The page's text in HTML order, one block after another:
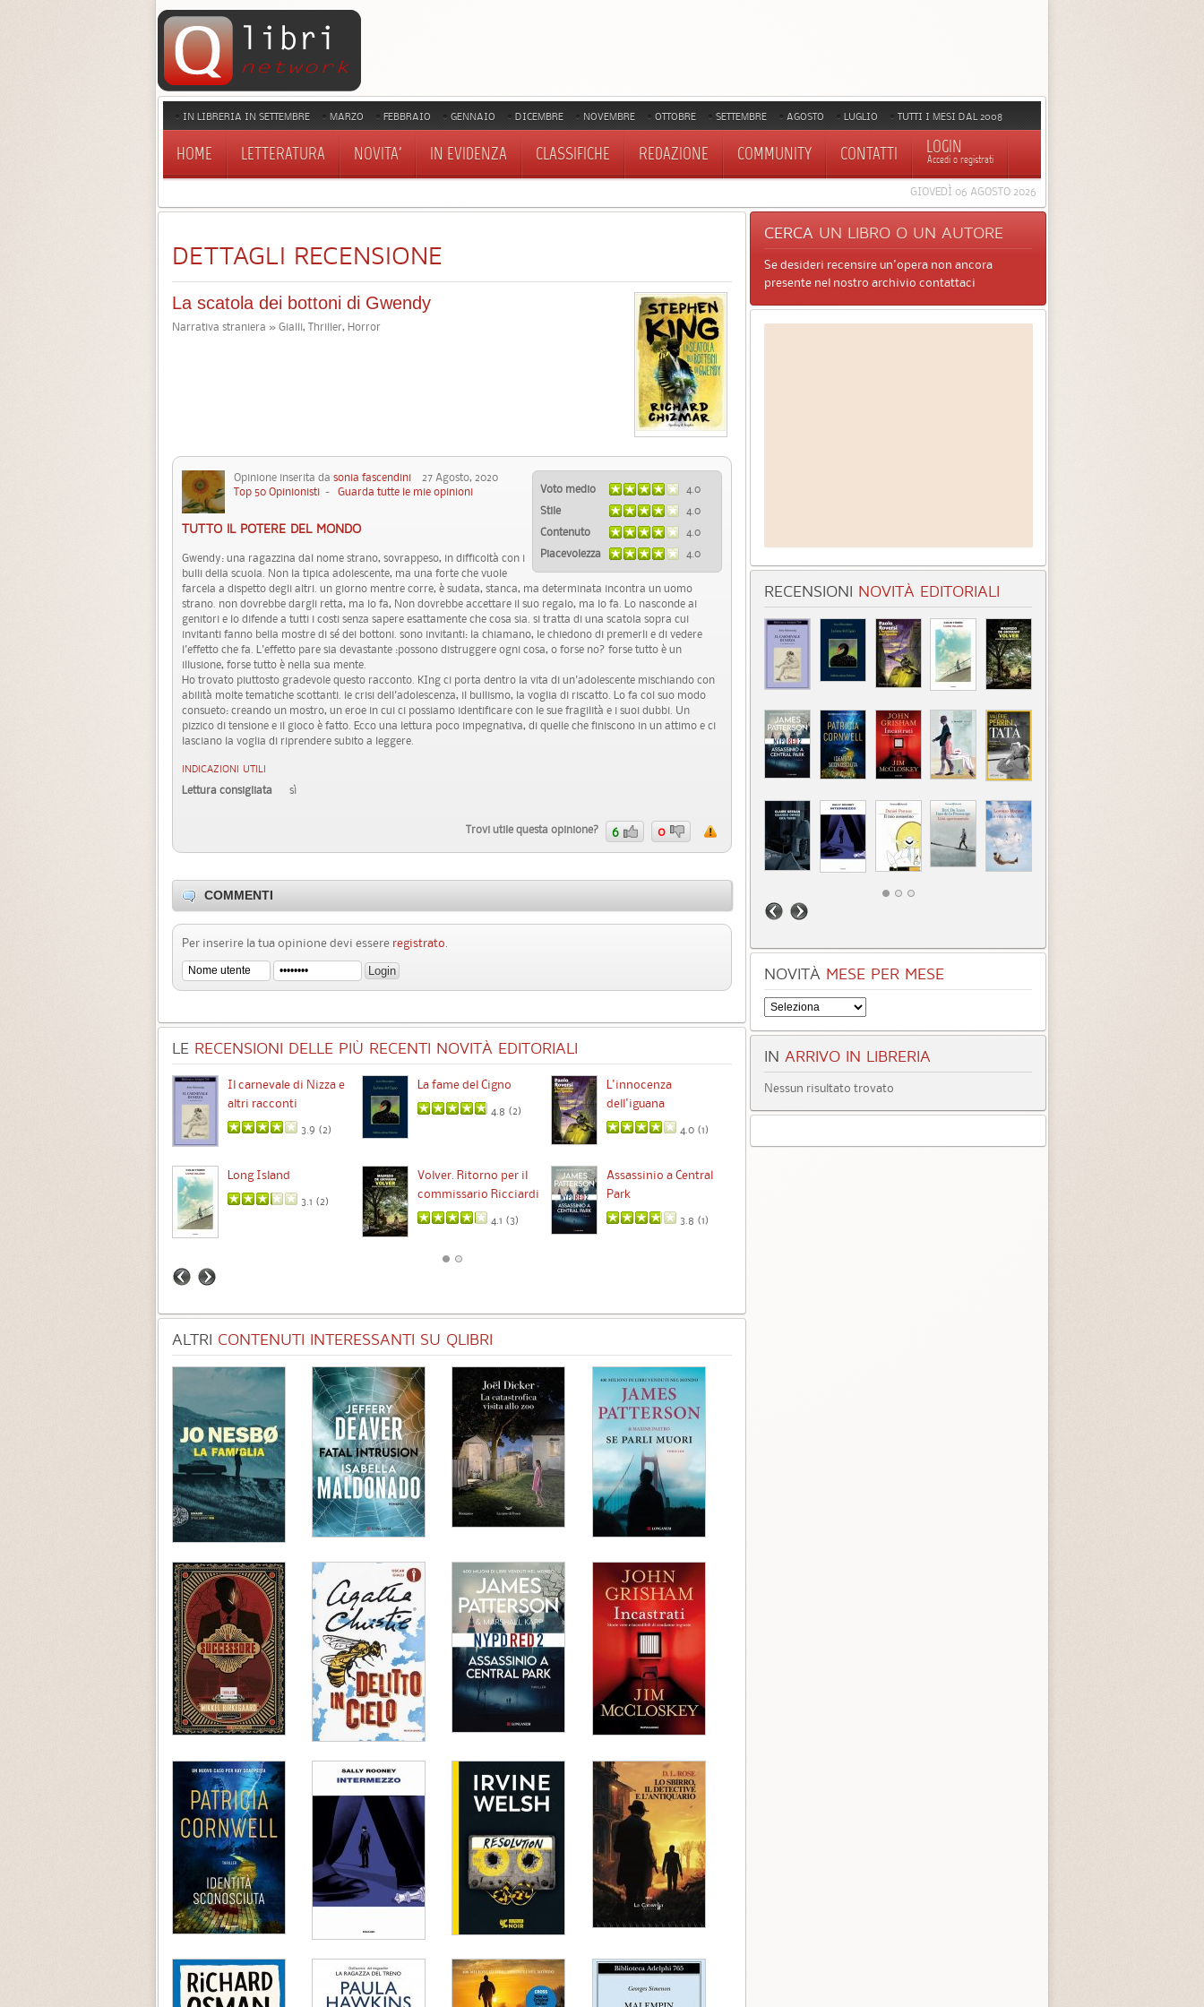
IN LIBRERIA IN SETTEMBRE MARZO FEBBRAIO GENNAIO DICEMBRE NOVEMBRE OTTOBRE SETTEMBRE AGOSTO LUGLIO TUTTI I MESI DAL 2008
HOME LETTERATURA NOVITA' IN EVIDENZA CLASSIFICHE REDAZIONE COMMUNITY CONTATTI LOGIN
Accedi o registrati
GIOVEDÌ 06 AGOSTO 2026
DETTAGLI RECENSIONE
La scatola dei bottoni di Gwendy
Narrativa straniera » Gialli, Thriller, Horror
Voto medio
4.0
Stile
4.0
Contenuto
4.0
Piacevolezza
4.0
Opinione inserita da sonia fascendini 27 Agosto, 2020
Top 50 Opinionisti - Guarda tutte le mie opinioni
TUTTO IL POTERE DEL MONDO
Gwendy: una ragazzina dal nome strano, sovrappeso, in difficoltà con i
bulli della scuola. Non la tipica adolescente, ma una forte che vuole
farcela a dispetto degli altri. un giorno mentre corre, è sudata, stanca, ma determinata incontra un uomo
strano. non dovrebbe dargli retta, ma lo fa, Non dovrebbe accettare il suo regalo, ma lo fa. Lo nasconde ai
genitori e lo difende a tutti i costi senza sapere esattamente che cosa sia. si tratta di una scatola sopra cui
invitanti fanno bella mostre di sé dei bottoni. sono invitanti: la chiamano, le chiedono di premerli e di vedere
l'effetto che fa. L'effetto pare sia devastante :possono distruggere ogni cosa, o forse no? forse tutto è un
illusione, forse tutto è nella sua mente.
Ho trovato piuttosto gradevole questo racconto. KIng ci porta dentro la vita di un'adolescente mischiando con
abilità molte tematiche scottanti. le crisi dell'adolescenza, il bullismo, la voglia di riscatto. Lo fa col suo modo
consueto: creando un mostro, un eroe in cui ci possiamo identificare con le sue fragilità e i suoi dubbi. Un
pizzico di tensione e il gioco è fatto. Ecco una lettura poco impegnativa, di quelle che finiscono in un attimo e ci
lasciano la voglia di riprendere subito a leggere.
INDICAZIONI UTILI
Lettura consigliata sì
Trovi utile questa opinione? 6 0
COMMENTI
Per inserire la tua opinione devi essere registrato
LE RECENSIONI DELLE PIÙ RECENTI NOVITÀ EDITORIALI
Il carnevale di Nizza e
altri racconti
3.9 (2)
La fame del Cigno
4.8 (2)
L'innocenza
dell'iguana
4.0 (1)
Long Island
3.1 (2)
Volver. Ritorno per il
commissario Ricciardi
4.1 (3)
Assassinio a Central
Park
3.8 (1)
Identità sconosciuta
3.3 (1)
ALTRI CONTENUTI INTERESSANTI SU QLIBRI
CERCA UN LIBRO O UN AUTORE
Se desideri recensire un'opera non ancora
presente nel nostro archivio contattaci
RECENSIONI NOVITÀ EDITORIALI
NOVITÀ MESE PER MESE
IN ARRIVO IN LIBRERIA
Nessun risultato trovato